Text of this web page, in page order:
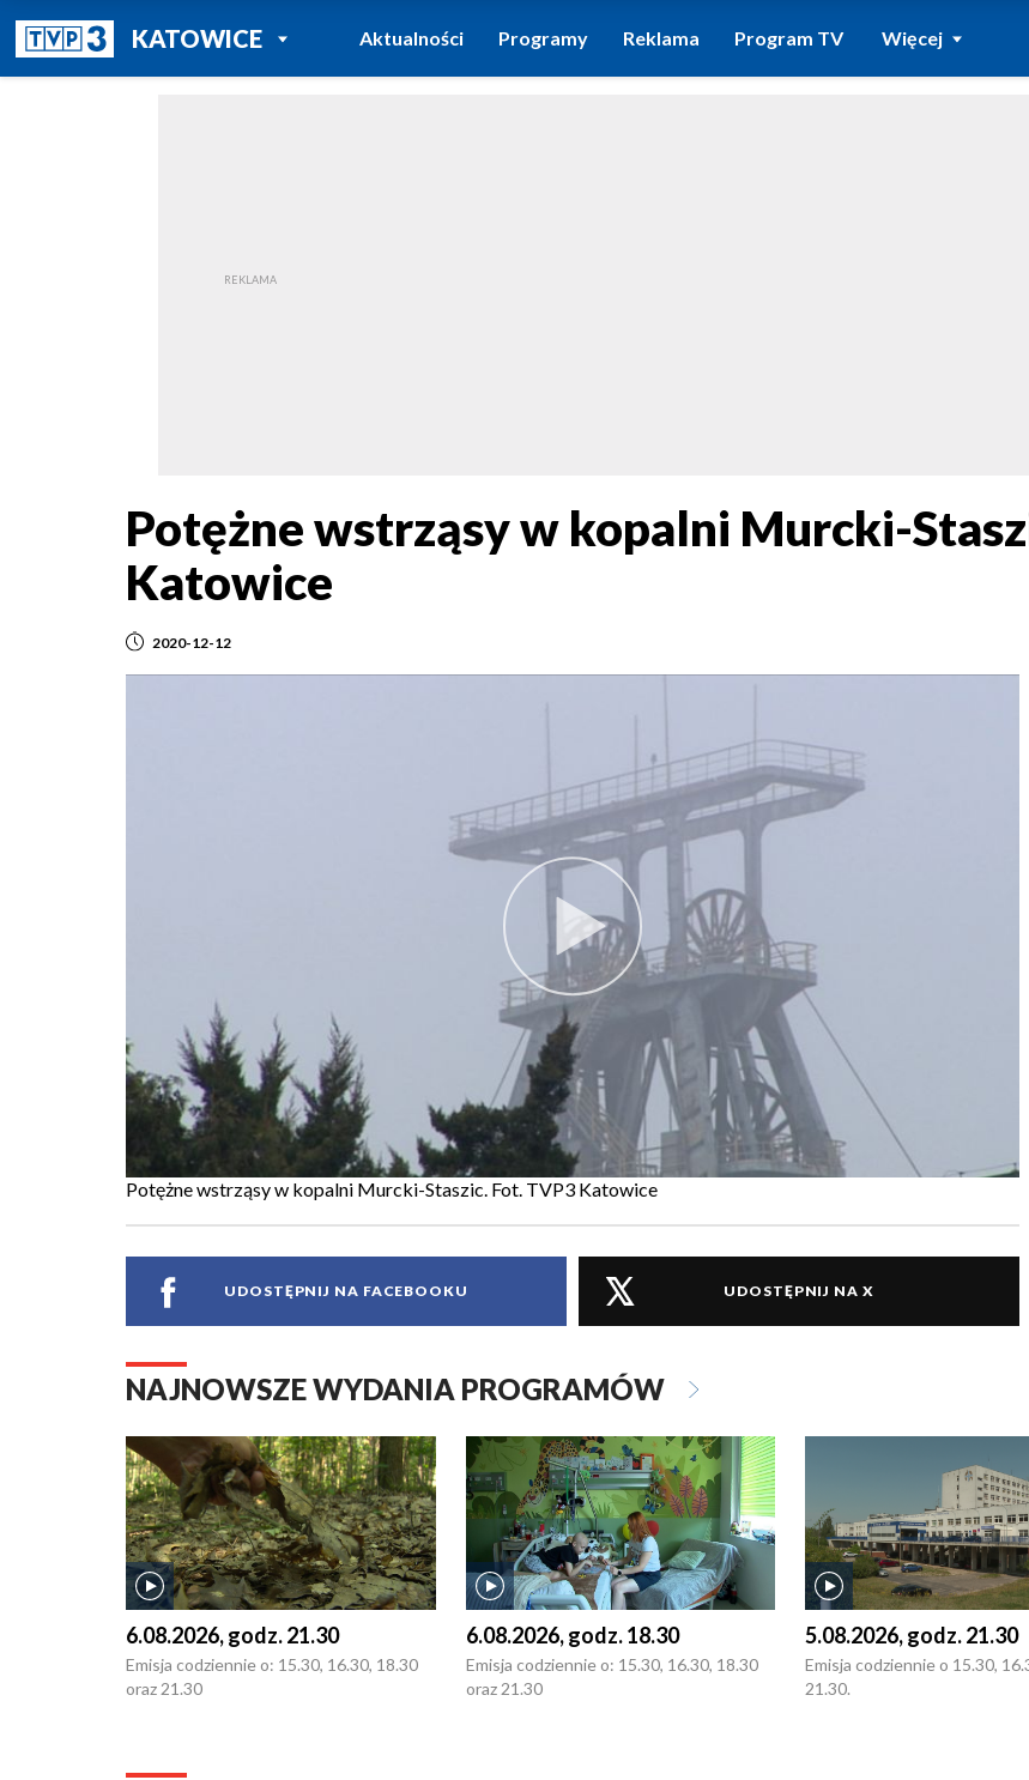
KATOWICEPOWRÓT DO
TVP REGIONY
Aktualności Programy Reklama Program TV Więcej
Potężne wstrząsy w kopalni Murcki-
Katowice
2020-12-12
Potężne wstrząsy w kopalni Murcki-Staszic. Fot. TVP3 Katowice
UDOSTĘPNIJ NA FACEBOOKU UDOSTĘPNIJ NA X
NAJNOWSZE WYDANIA PROGRAMÓW
6.08.2026, godz. 21.30
Emisja codziennie o: 15.30, 16.30, 18.30
oraz 21.30
6.08.2026, godz. 18.30
Emisja codziennie o: 15.30, 16.30, 18.30
oraz 21.30
5.08.2026, godz. 21.30
Emisja codziennie o 15.30,
21.30.